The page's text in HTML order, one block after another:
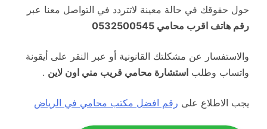
حول حقوقك في حالة معينة لاتتردد في التواصل معنا عبر
رقم هاتف اقرب محامي 0532500545
والاستفسار عن مشكلتك القانونية أو عبر النقر على أيقونة
واتساب وطلب استشارة محامي قريب مني اون لاين .
يجب الاطلاع على رقم افضل مكتب محامي في الرياض